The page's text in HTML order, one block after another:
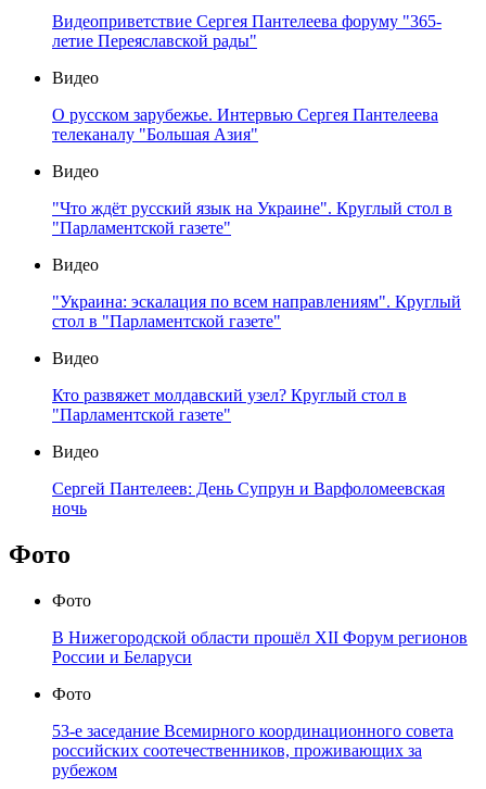
Видеоприветствие Сергея Пантелеева форуму "365-
летие Переяславской рады"
Видео
О русском зарубежье. Интервью Сергея Пантелеева
телеканалу "Большая Азия"
Видео
"Что ждёт русский язык на Украине". Круглый стол в
"Парламентской газете"
Видео
"Украина: эскалация по всем направлениям". Круглый
стол в "Парламентской газете"
Видео
Кто развяжет молдавский узел? Круглый стол в
"Парламентской газете"
Видео
Сергей Пантелеев: День Супрун и Варфоломеевская
ночь
Фото
Фото
В Нижегородской области прошёл XII Форум регионов
России и Беларуси
Фото
53-е заседание Всемирного координационного совета
российских соотечественников, проживающих за
рубежом